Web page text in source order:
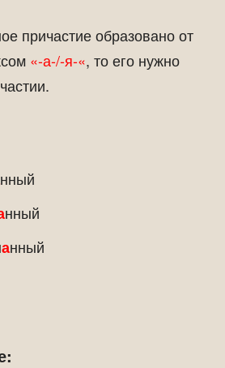
причастие образовано от
«-а-/-я-«, то его нужно
нный
нный
анный